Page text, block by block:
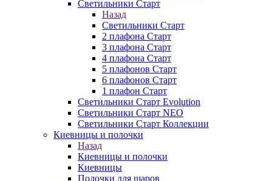
Светильники Старт
Назад
Светильники Старт
2 плафона Старт
3 плафона Старт
4 плафона Старт
5 плафонов Старт
6 плафонов Старт
1 плафон Старт
Светильники Старт Evolution
Светильники Старт NEO
Светильники Старт Коллекции
Киевницы и полочки
Назад
Киевницы и полочки
Киевницы
Полочки для шаров